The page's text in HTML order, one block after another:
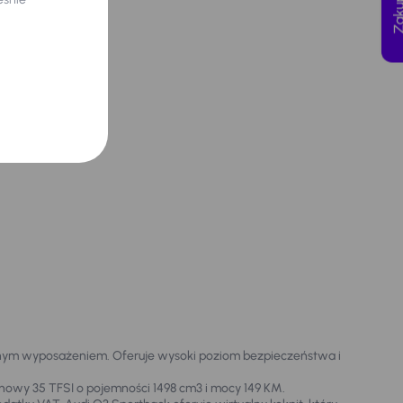
wyposażeniem. Oferuje wysoki poziom bezpieczeństwa i
35 TFSI o pojemności 1498 cm3 i mocy 149 KM.